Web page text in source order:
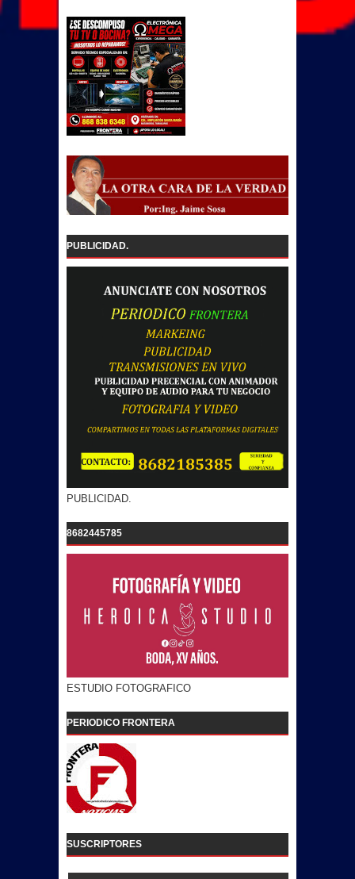
PUBLICIDAD.
PUBLICIDAD.
8682445785
ESTUDIO FOTOGRAFICO
PERIODICO FRONTERA
SUSCRIPTORES